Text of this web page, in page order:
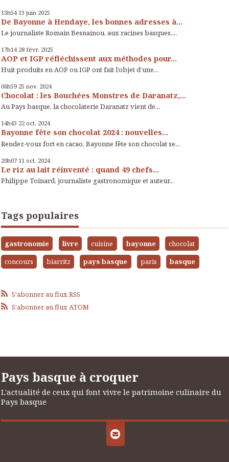
13h54 13 juin 2025
De Bayonne à Hendaye, les bonnes adresses à...
Le journaliste Romain Besnainou, aux racines basques,...
17h14 28 févr. 2025
AOP et IGP réfléchissent aux méthodes pour...
Huit produits en AOP ou IGP ont fait l’objet d’une...
06h59 25 nov. 2024
Chocolat : les Bouchées Monstres de Daranatz,...
Au Pays basque, la chocolaterie Daranatz vient de...
14h43 22 oct. 2024
Bayonne fête son chocolat 2024 : nouvelles...
Rendez-vous fort en cacao, Bayonne fête son chocolat se...
20h07 11 oct. 2024
Le riz au lait réinventé : quand 49 chefs...
Philippe Toinard, journaliste gastronomique et auteur...
Tags populaires
gastronomie livre cuisine bayonne
chocolat
concours
biarritz pays basque paris basque
S'abonner au flux RSS
S'abonner au flux ATOM
Pays basque à croquer
L'actualité de ceux qui font vivre le patrimoine culinaire du
Pays basque